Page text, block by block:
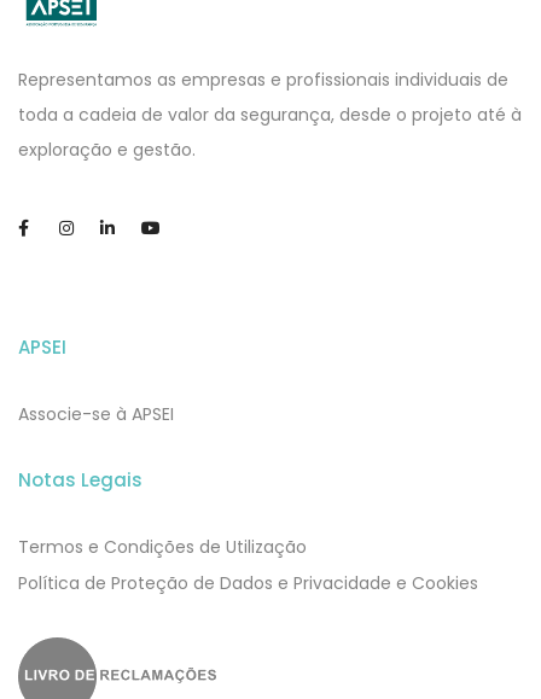
Representamos as empresas e profissionais individuais de
toda a cadeia de valor da segurança, desde o projeto até à
exploração e gestão.
APSEI
Associe-se à APSEI
Notas Legais
Termos e Condições de Utilização
​​Política de Proteção de Dados e Privacidade e Cookies